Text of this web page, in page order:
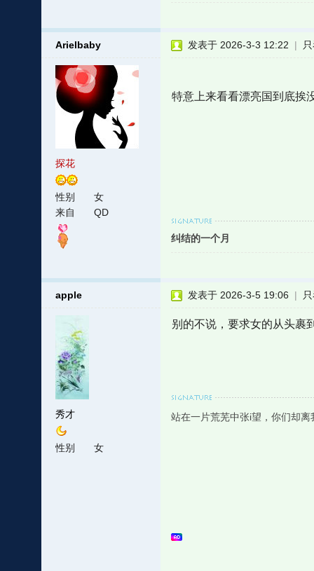
Arielbaby
探花
性别
女
来自
QD
发表于 2026-3-3 12:22 |
特意上来看看漂亮国到底挨
纠结的一个月
apple
秀才
性别 女
发表于 2026-3-5 19:06 |
别的不说，要求女的从头裹
站在一片荒芜中张i望，你们却